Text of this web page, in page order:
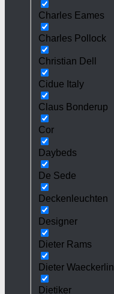
Charles Eames
Charles Pollock
Christian Dell
Cidue Italy
Claus Bonderup
Cor
Daybeds
De Sede
Deckenleuchten
Designer
Dieter Rams
Dieter Waeckerlin
Dietiker